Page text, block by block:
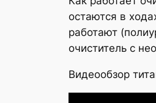
остаются в
работают
очиститель с
Видеообзор